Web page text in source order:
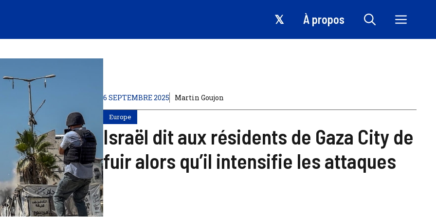
𝕏 À propos
6 SEPTEMBRE 2025 Martin Goujon
Europe
Israël dit aux résidents de Gaza City de
fuir alors qu’il intensifie les attaques